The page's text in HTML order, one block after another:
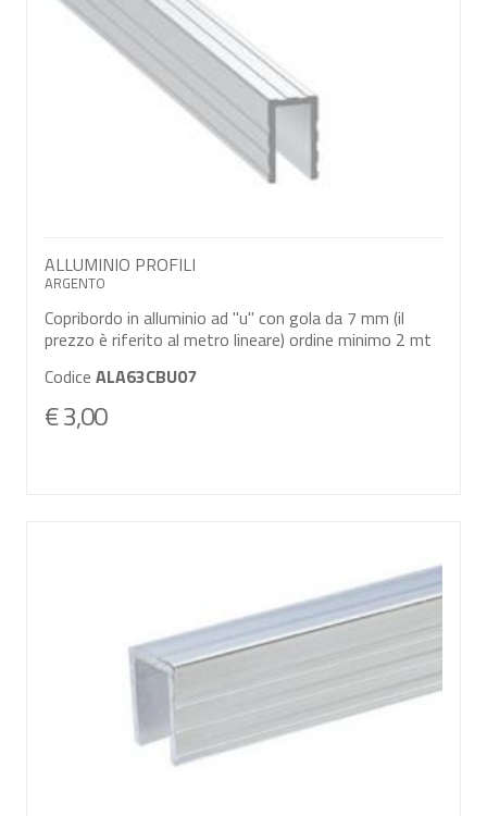
ALLUMINIO PROFILI
ARGENTO
Copribordo in alluminio ad ''u'' con gola da 7 mm (il
prezzo è riferito al metro lineare) ordine minimo 2 mt
Codice ALA63CBU07
€ 3,00